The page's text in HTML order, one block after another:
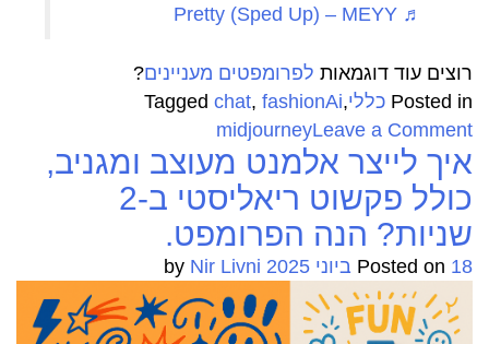
♬ Pretty (Sped Up) – MEYY
רוצים עוד דוגמאות לפרומפטים מעניינים?
Posted in כללי Tagged chat, fashionAi,
midjourneyLeave a Comment
מהמם!
איך
נראית
אופנה
בינלאומית
בעיני
ChatGPT?
איך לייצר אלמנט מעוצב ומגניב,
כולל פקשוט ריאליסטי ב-2
שניות? הנה הפרומפט.
Posted on 18 ביוני 2025 Nir Livni